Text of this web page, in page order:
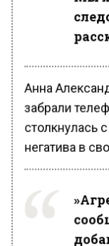
Анна
забрали
столкнулась
негатива в